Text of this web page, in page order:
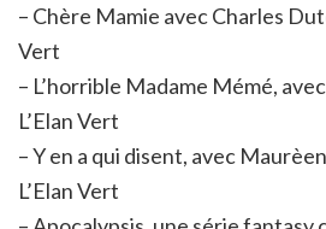
– Chère Mamie avec Charles
Vert
– L’horrible Madame Mémé,
L’Elan Vert
– Y en a qui disent, avec
L’Elan Vert